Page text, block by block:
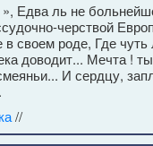
Едва ль не
черствой
своем роде, Где чуть
доводит... Мечта !
И сердцу,
//